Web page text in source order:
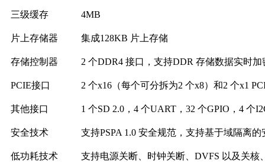
三级缓存 4MB
片上存储器 集成128KB 片上存储
存储控制器 2 个DDR4 接口，支持DDR 存储数据实时
PCIE接口 2 个x16（每个可分拆为2 个x8）和2 个x1
其他接口 1 个SD 2.0，4 个UART，32 个GPIO，4 个
安全技术 支持PSPA 1.0 安全规范，支持基于域隔离
低功耗技术 支持电源关断、时钟关断、DVFS 以及关核